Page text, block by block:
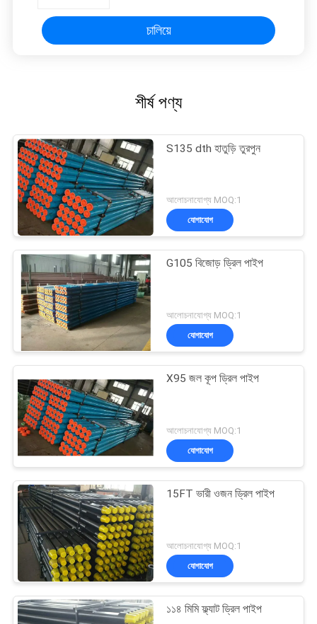
চালিয়ে
শীর্ষ পণ্য
S135 dth হাতুড়ি তুরপুন
আলোচনাযোগ্য MOQ:1
যোগাযোগ
G105 বিজোড় ড্রিল পাইপ
আলোচনাযোগ্য MOQ:1
যোগাযোগ
X95 জল কূপ ড্রিল পাইপ
আলোচনাযোগ্য MOQ:1
যোগাযোগ
15FT ভারী ওজন ড্রিল পাইপ
আলোচনাযোগ্য MOQ:1
যোগাযোগ
১১৪ মিমি ফ্ল্যাট ড্রিল পাইপ